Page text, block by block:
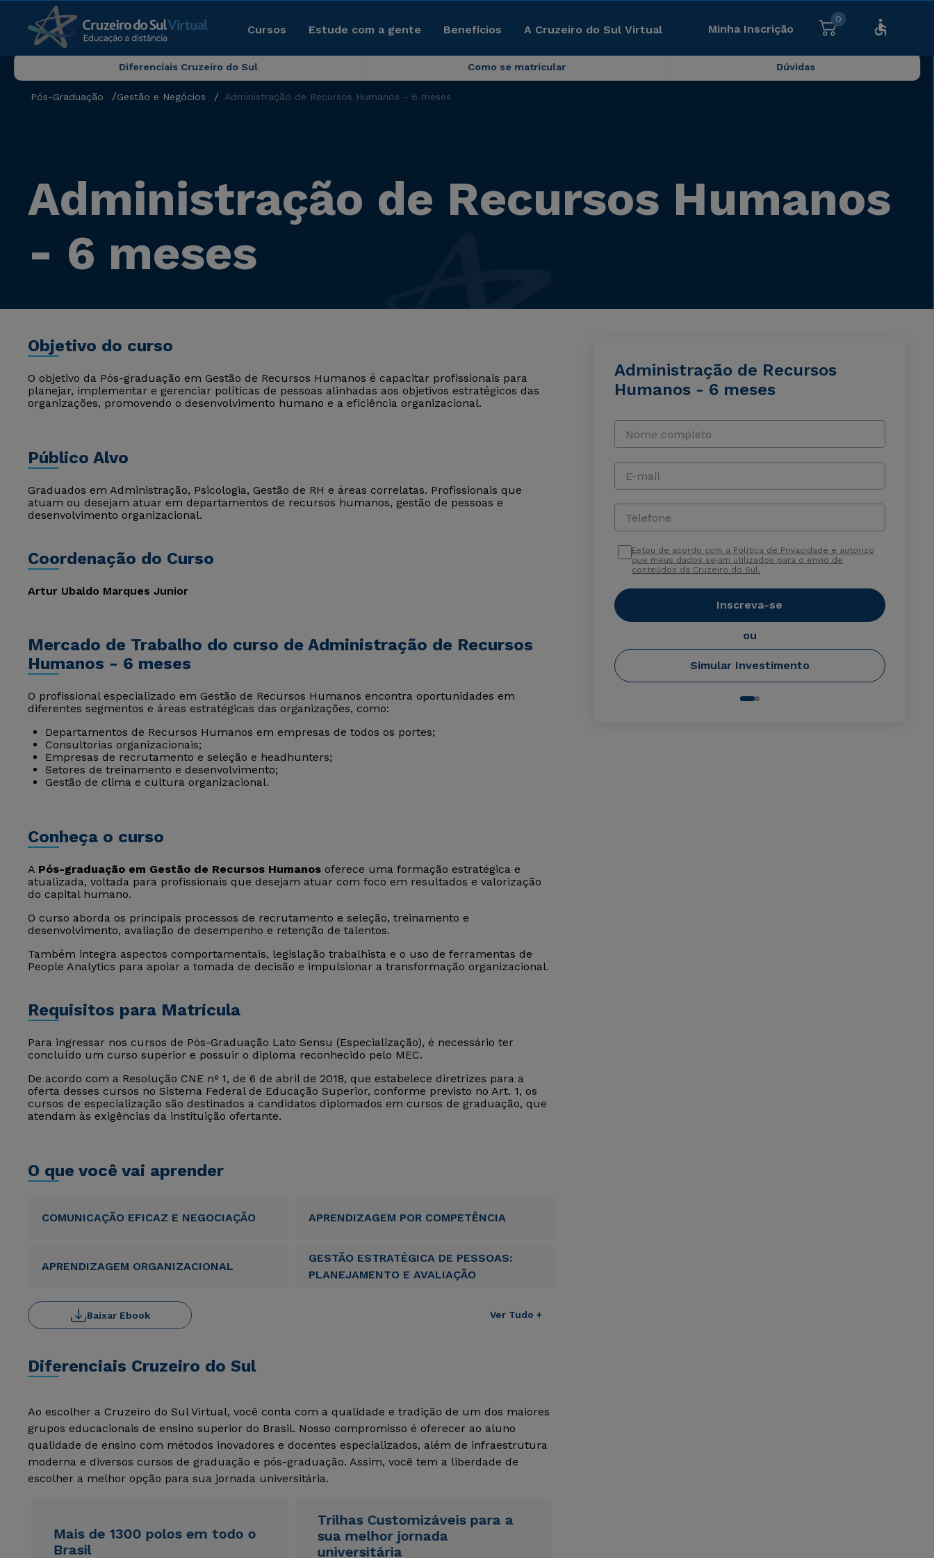
Cursos Estude com a gente Benefícios A Cruzeiro do Sul Virtual Minha Inscrição
0
Diferenciais Cruzeiro do Sul Como se matricular Dúvidas
Pós-Graduação Gestão e Negócios Administração de Recursos Humanos - 6 meses
Administração de Recursos Humanos
- 6 meses
Objetivo do curso
O objetivo da Pós-graduação em Gestão de Recursos Humanos é capacitar profissionais para
planejar, implementar e gerenciar políticas de pessoas alinhadas aos objetivos estratégicos das
organizações, promovendo o desenvolvimento humano e a eficiência organizacional.
Público Alvo
Graduados em Administração, Psicologia, Gestão de RH e áreas correlatas. Profissionais que
atuam ou desejam atuar em departamentos de recursos humanos, gestão de pessoas e
desenvolvimento organizacional.
Coordenação do Curso
Artur Ubaldo Marques Junior
Mercado de Trabalho do curso de Administração de Recursos
Humanos - 6 meses
O profissional especializado em Gestão de Recursos Humanos encontra oportunidades em
diferentes segmentos e áreas estratégicas das organizações, como:
Departamentos de Recursos Humanos em empresas de todos os portes;
Consultorias organizacionais;
Empresas de recrutamento e seleção e headhunters;
Setores de treinamento e desenvolvimento;
Gestão de clima e cultura organizacional.
Conheça o curso
A Pós-graduação em Gestão de Recursos Humanos oferece uma formação estratégica e
atualizada, voltada para profissionais que desejam atuar com foco em resultados e valorização
do capital humano.
O curso aborda os principais processos de recrutamento e seleção, treinamento e
desenvolvimento, avaliação de desempenho e retenção de talentos.
Também integra aspectos comportamentais, legislação trabalhista e o uso de ferramentas de
People Analytics para apoiar a tomada de decisão e impulsionar a transformação organizacional.
Requisitos para Matrícula
Para ingressar nos cursos de Pós-Graduação Lato Sensu (Especialização), é necessário ter
concluído um curso superior e possuir o diploma reconhecido pelo MEC.
De acordo com a Resolução CNE nº 1, de 6 de abril de 2018, que estabelece diretrizes para a
oferta desses cursos no Sistema Federal de Educação Superior, conforme previsto no Art. 1, os
cursos de especialização são destinados a candidatos diplomados em cursos de graduação, que
atendam às exigências da instituição ofertante.
O que você vai aprender
COMUNICAÇÃO EFICAZ E NEGOCIAÇÃO APRENDIZAGEM POR COMPETÊNCIA
APRENDIZAGEM ORGANIZACIONAL
GESTÃO ESTRATÉGICA DE PESSOAS:
PLANEJAMENTO E AVALIAÇÃO
Ver Tudo +
Baixar Ebook
Diferenciais Cruzeiro do Sul
Ao escolher a Cruzeiro do Sul Virtual, você conta com a qualidade e tradição de um dos maiores
grupos educacionais de ensino superior do Brasil. Nosso compromisso é oferecer ao aluno
qualidade de ensino com métodos inovadores e docentes especializados, além de infraestrutura
moderna e diversos cursos de graduação e pós-graduação. Assim, você tem a liberdade de
escolher a melhor opção para sua jornada universitária.
Mais de 1300 polos em todo o
Brasil
Trilhas Customizáveis para a
sua melhor jornada
universitária
Administração de Recursos
Humanos - 6 meses
Nome completo
E-mail
Telefone
Estou de acordo com a Política de Privacidade e autorizo
que meus dados sejam utilizados para o envio de
conteúdos da Cruzeiro do Sul.
Inscreva-se
ou
Simular Investimento
Rápido e fácil
WhatsApp
Rápido e fácil
WhatsApp